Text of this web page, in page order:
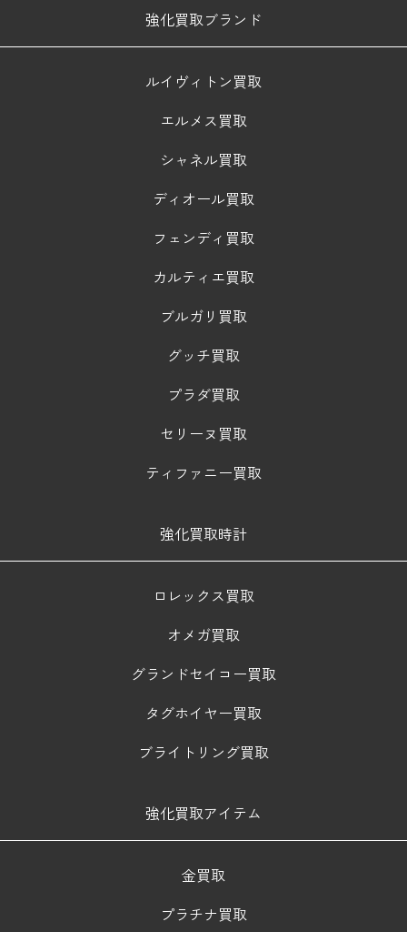
強化買取ブランド
ルイヴィトン買取
エルメス買取
シャネル買取
ディオール買取
フェンディ買取
カルティエ買取
ブルガリ買取
グッチ買取
プラダ買取
セリーヌ買取
ティファニー買取
強化買取時計
ロレックス買取
オメガ買取
グランドセイコー買取
タグホイヤー買取
ブライトリング買取
強化買取アイテム
金買取
プラチナ買取